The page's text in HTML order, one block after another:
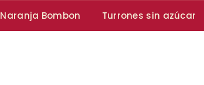
Naranja Bombon Turrones sin azúcar